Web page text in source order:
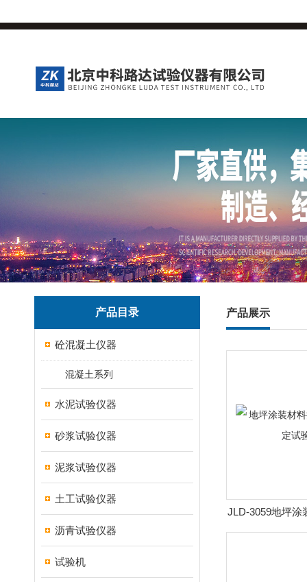
产品目录
砼混凝土仪器
混凝土系列
水泥试验仪器
砂浆试验仪器
泥浆试验仪器
土工试验仪器
沥青试验仪器
试验机
产品展示
JLD-3059地坪涂
痕测定